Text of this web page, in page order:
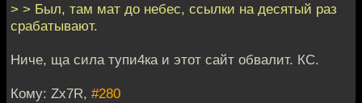
> > Был, там мат до небес, ссылки на десятый раз
срабатывают.
Ниче, ща сила тупи4ка и этот сайт обвалит. КС.
Кому: Zx7R, #280